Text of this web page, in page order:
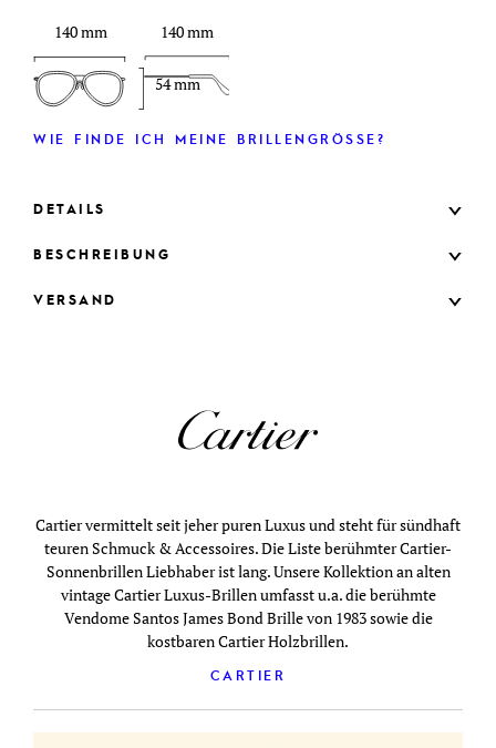
140 mm
54 mm
140 mm
WIE FINDE ICH MEINE BRILLENGRÖSSE?
DETAILS
BESCHREIBUNG
VERSAND
Cartier vermittelt seit jeher puren Luxus und steht für sündhaft
teuren Schmuck & Accessoires. Die Liste berühmter Cartier-
Sonnenbrillen Liebhaber ist lang. Unsere Kollektion an alten
vintage Cartier Luxus-Brillen umfasst u.a. die berühmte
Vendome Santos James Bond Brille von 1983 sowie die
kostbaren Cartier Holzbrillen.
CARTIER